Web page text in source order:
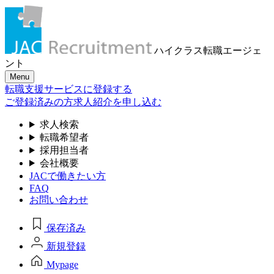
ハイクラス転職エージェ
ント
Menu
転職支援サービスに登録する
ご登録済みの方求人紹介を申し込む
求人検索
転職希望者
採用担当者
会社概要
JACで働きたい方
FAQ
お問い合わせ
保存済み
新規登録
Mypage